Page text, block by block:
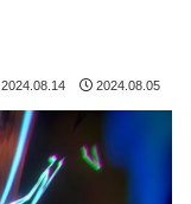
2024.08.14 2024.08.05